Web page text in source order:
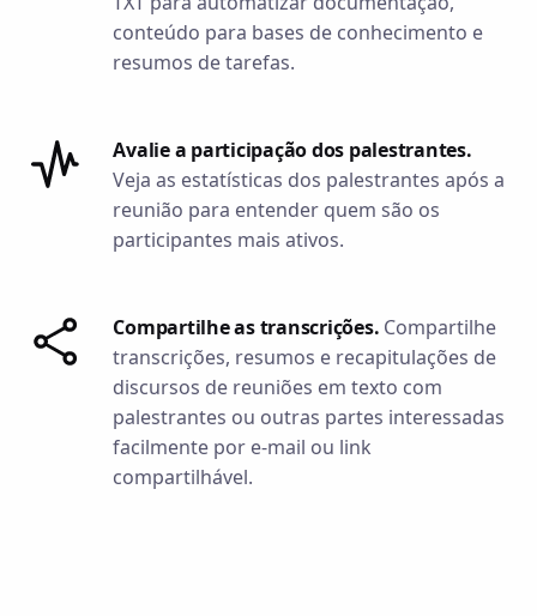
conteúdo para bases de conhecimento e
resumos de tarefas.
Avalie a participação dos palestrantes.
Veja as estatísticas dos palestrantes após a
reunião para entender quem são os
participantes mais ativos.
Compartilhe as transcrições. Compartilhe
transcrições, resumos e recapitulações de
discursos de reuniões em texto com
palestrantes ou outras partes interessadas
facilmente por e-mail ou link
compartilhável.